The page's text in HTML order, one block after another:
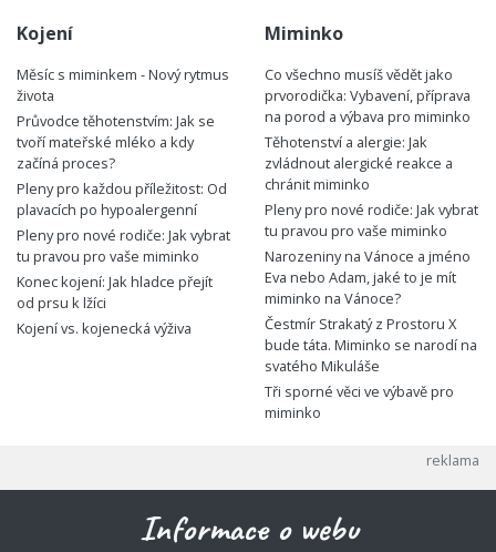
Kojení
Měsíc s miminkem - Nový rytmus
života
Průvodce těhotenstvím: Jak se
tvoří mateřské mléko a kdy
začíná proces?
Pleny pro každou příležitost: Od
plavacích po hypoalergenní
Pleny pro nové rodiče: Jak vybrat
tu pravou pro vaše miminko
Konec kojení: Jak hladce přejít
od prsu k lžíci
Kojení vs. kojenecká výživa
Miminko
Co všechno musíš vědět jako
prvorodička: Vybavení, příprava
na porod a výbava pro miminko
Těhotenství a alergie: Jak
zvládnout alergické reakce a
chránit miminko
Pleny pro nové rodiče: Jak vybrat
tu pravou pro vaše miminko
Narozeniny na Vánoce a jméno
Eva nebo Adam, jaké to je mít
miminko na Vánoce?
Čestmír Strakatý z Prostoru X
bude táta. Miminko se narodí na
svatého Mikuláše
Tři sporné věci ve výbavě pro
miminko
Informace o webu